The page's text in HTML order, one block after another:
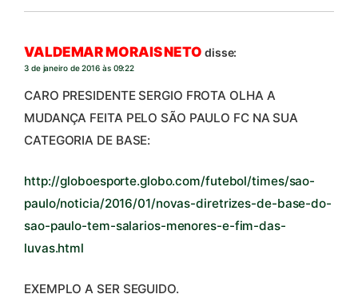
VALDEMAR MORAIS NETO disse:
3 de janeiro de 2016 às 09:22
CARO PRESIDENTE SERGIO FROTA OLHA A
MUDANÇA FEITA PELO SÃO PAULO FC NA SUA
CATEGORIA DE BASE:
http://globoesporte.globo.com/futebol/times/sao-
paulo/noticia/2016/01/novas-diretrizes-de-base-do-
sao-paulo-tem-salarios-menores-e-fim-das-
luvas.html
EXEMPLO A SER SEGUIDO.